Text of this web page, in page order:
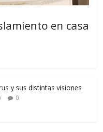
en casa
y sus distintas visiones
0